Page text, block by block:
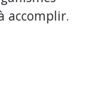
accomplir.